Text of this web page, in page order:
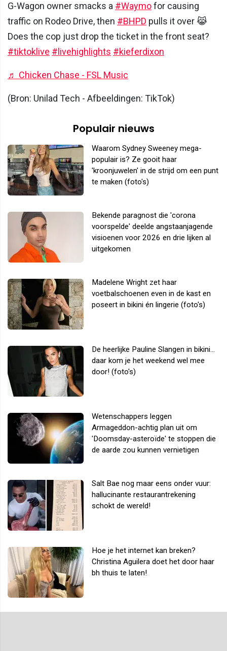
G-Wagon owner smacks a #Waymofor causing
traffic on Rodeo Drive, then #BHPD pulls it over 😹
Does the cop just drop the ticket in the front seat?
#tiktoklive #livehighlights #kieferdixon
♬ Chicken Chase - FSL Music
(Bron: Unilad Tech - Afbeeldingen: TikTok)
Populair nieuws
Waarom Sydney Sweeney mega-
populair is? Ze gooit haar
'kroonjuwelen' in de strijd om een punt
te maken (foto's)
Bekende paragnost die 'corona
voorspelde' deelde angstaanjagende
visioenen voor 2026 en drie lijken al
uitgekomen
Madelene Wright zet haar
voetbalschoenen even in de kast en
poseert in bikini én lingerie (foto's)
De heerlijke Pauline Slangen in bikini...
daar kom je het weekend wel mee
door! (foto's)
Wetenschappers leggen
Armageddon-achtig plan uit om
'Doomsday-asteroïde' te stoppen die
de aarde zou kunnen vernietigen
Salt Bae nog maar eens onder vuur:
hallucinante restaurantrekening
schokt de wereld!
Hoe je het internet kan breken?
Christina Aguilera doet het door haar
bh thuis te laten!